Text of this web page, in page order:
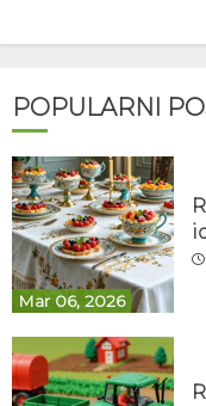
POPULARNI
Mar 06, 2026